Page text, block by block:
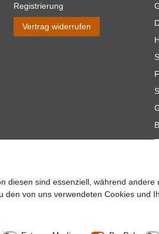
Registrierung
Vertrag widerrufen
**Gilt für Lieferungen innerhalb
diesen sind essenziell, während
von uns verwendeten Cookies und